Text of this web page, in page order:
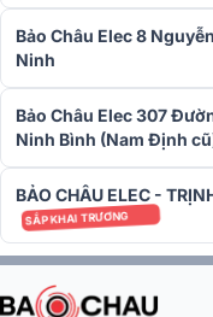
Bảo Châu Elec 8
Ninh
Bảo Châu Elec 307
Ninh Bình (Nam Định
BẢO CHÂU ELEC -
SẮP KHAI TRƯƠNG